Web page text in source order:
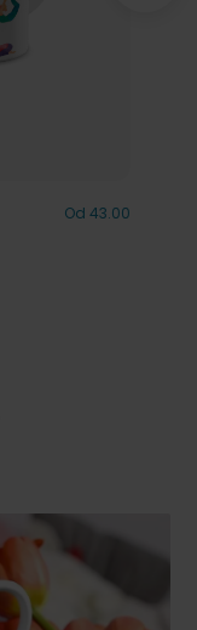
Od 43.00